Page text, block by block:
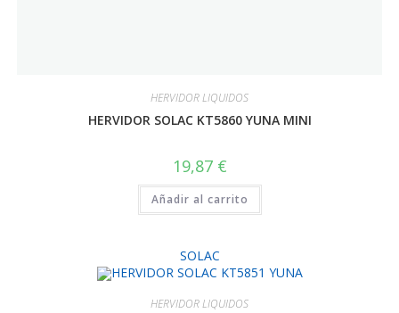
HERVIDOR LIQUIDOS
HERVIDOR SOLAC KT5860 YUNA MINI
19,87 €
Añadir al carrito
SOLAC
HERVIDOR LIQUIDOS